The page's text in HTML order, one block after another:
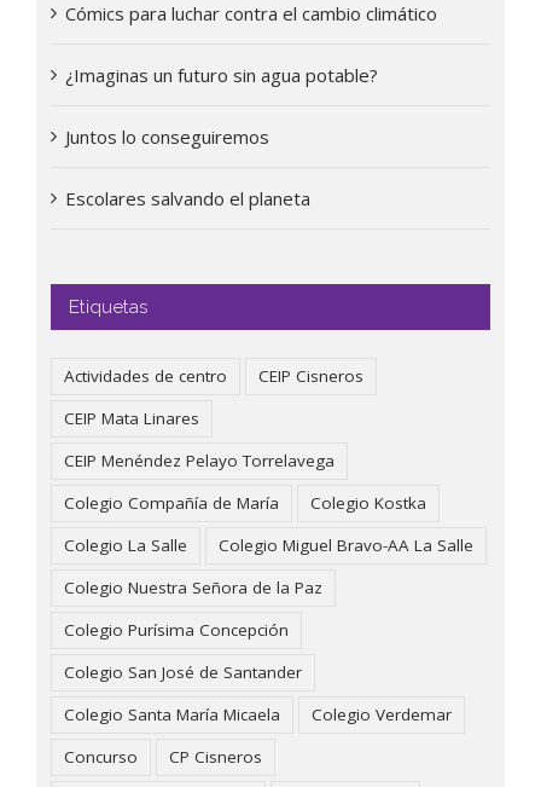
Cómics para luchar contra el cambio climático
¿Imaginas un futuro sin agua potable?
Juntos lo conseguiremos
Escolares salvando el planeta
Etiquetas
Actividades de centro
CEIP Cisneros
CEIP Mata Linares
CEIP Menéndez Pelayo Torrelavega
Colegio Compañía de María
Colegio Kostka
Colegio La Salle
Colegio Miguel Bravo-AA La Salle
Colegio Nuestra Señora de la Paz
Colegio Purísima Concepción
Colegio San José de Santander
Colegio Santa María Micaela
Colegio Verdemar
Concurso
CP Cisneros